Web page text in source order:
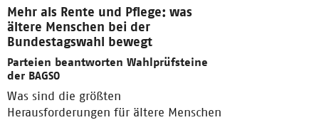
Mehr als Rente und Pflege: was
ältere Menschen bei der
Bundestagswahl bewegt
Parteien beantworten Wahlprüfsteine
der BAGSO
Was sind die größten
Herausforderungen für ältere Menschen